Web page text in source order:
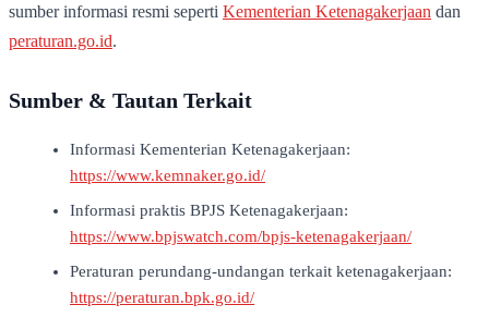
sumber informasi resmi seperti Kementerian Ketenagakerjaan dan
peraturan.go.id.
Sumber & Tautan Terkait
Informasi Kementerian Ketenagakerjaan:
https://www.kemnaker.go.id/
Informasi praktis BPJS Ketenagakerjaan:
https://www.bpjswatch.com/bpjs-ketenagakerjaan/
Peraturan perundang-undangan terkait ketenagakerjaan:
https://peraturan.bpk.go.id/